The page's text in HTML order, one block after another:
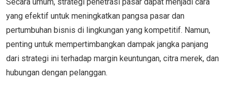
yang efektif untuk meningkatkan pangsa pasar dan
pertumbuhan bisnis di lingkungan yang kompetitif. Namun,
penting untuk mempertimbangkan dampak jangka panjang
dari strategi ini terhadap margin keuntungan, citra merek, dan
hubungan dengan pelanggan.